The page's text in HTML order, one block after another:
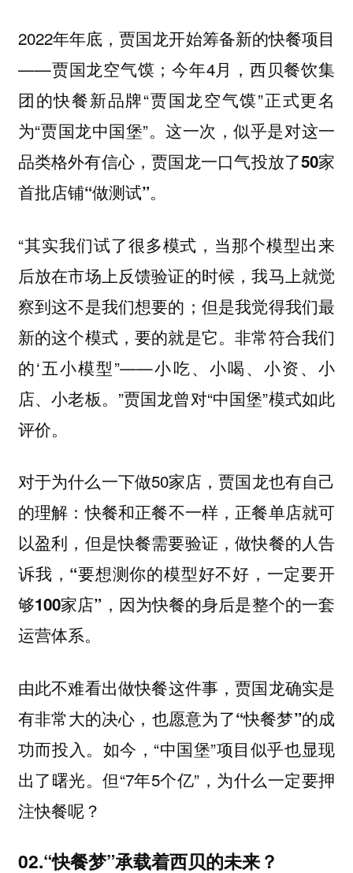
2022年年底，贾国龙开始筹备新的快餐项目
——贾国龙空气馍；今年4月，西贝餐饮集
团的快餐新品牌“贾国龙空气馍”正式更名
为“贾国龙中国堡”。这一次，似乎是对这一
品类格外有信心，贾国龙一口气投放了50家
首批店铺“做测试”。
“其实我们试了很多模式，当那个模型出来
后放在市场上反馈验证的时候，我马上就觉
察到这不是我们想要的；但是我觉得我们最
新的这个模式，要的就是它。非常符合我们
的‘五小模型”——小吃、小喝、小资、小
店、小老板。”贾国龙曾对“中国堡”模式如此
评价。
对于为什么一下做50家店，贾国龙也有自己
的理解：快餐和正餐不一样，正餐单店就可
以盈利，但是快餐需要验证，做快餐的人告
诉我，“要想测你的模型好不好，一定要开
够100家店”，因为快餐的身后是整个的一套
运营体系。
由此不难看出做快餐这件事，贾国龙确实是
有非常大的决心，也愿意为了“快餐梦”的成
功而投入。如今，“中国堡”项目似乎也显现
出了曙光。但“7年5个亿”，为什么一定要押
注快餐呢？
02.“快餐梦”承载着西贝的未来？